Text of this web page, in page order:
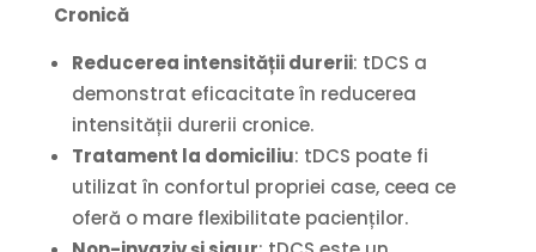
Cronică
Reducerea intensității durerii: tDCS a
demonstrat eficacitate în reducerea
intensității durerii cronice.
Tratament la domiciliu: tDCS poate fi
utilizat în confortul propriei case, ceea ce
oferă o mare flexibilitate pacienților.